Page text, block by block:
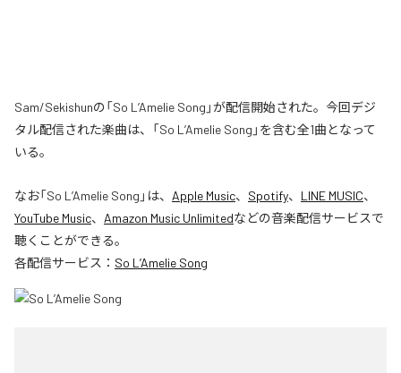
Sam/Sekishunの「So L’Amelie Song」が配信開始された。今回デジ
タル配信された楽曲は、「So L’Amelie Song」を含む全1曲となって
いる。
なお「So L’Amelie Song 」は、 Apple Music、 Spotify、 LINE MUSIC、
YouTube Music、 Amazon Music Unlimitedなどの音楽配信サービスで
聴くことができる。
各配信サービス： So L’Amelie Song